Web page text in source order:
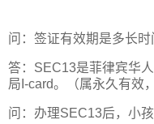
问：签证有效期是多长时
答：SEC13是菲律宾华
局I-card。（属永久有效
问：办理SEC13后，小